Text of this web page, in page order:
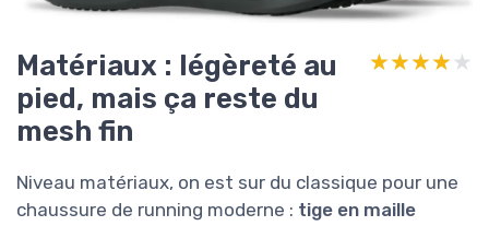
Matériaux : légèreté au
pied, mais ça reste du
mesh fin
★★★★★
★★★★★
Niveau matériaux, on est sur du classique pour une
chaussure de running moderne : tige en maille